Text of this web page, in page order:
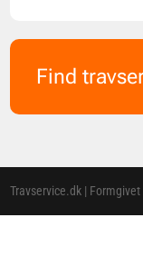
Find
Travservice.dk |